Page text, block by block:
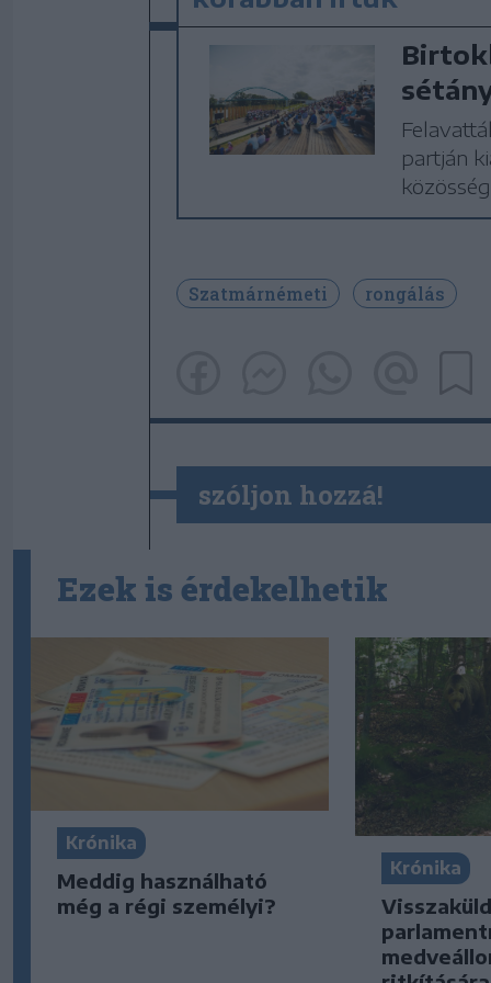
partján
Szatmárnémeti rongálás
szóljon hozzá!
Ezek is érdekelhetik
Krónika
Meddig használható
még a régi személyi?
Krónika